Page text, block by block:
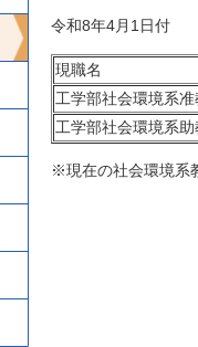
令和8年4月1日付
現職名
工学部社会環境系
工学部社会環境系助
※現在の社会環境系